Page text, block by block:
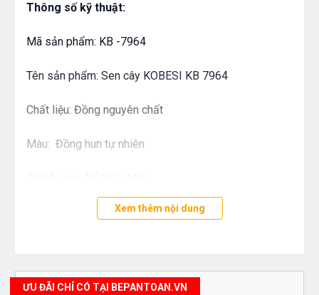
Thông số kỹ thuật:
Mã sản phẩm: KB -7964
Tên sản phẩm: Sen cây KOBESI KB 7964
Chất liệu: Đồng nguyên chất
Màu: Đồng hun tự nhiên
Loại: âm tường nóng lạnh
bề măt bát sen : 20 X 20 CM
Xem thêm nội dung
ƯU ĐÃI CHỈ CÓ TẠI BEPANTOAN.VN